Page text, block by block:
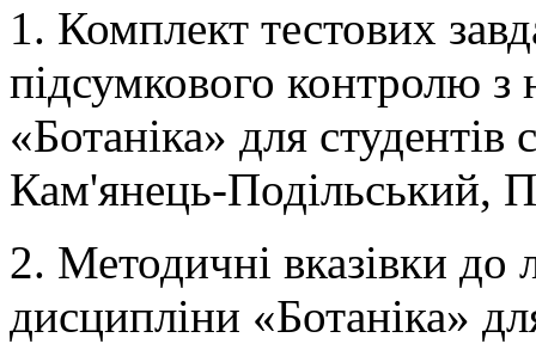
1. Комплект тестових
підсумкового контролю з
«Ботаніка» для
Кам'янець-Подільський,
2. Методичні вказівки до
дисципліни «Ботаніка»